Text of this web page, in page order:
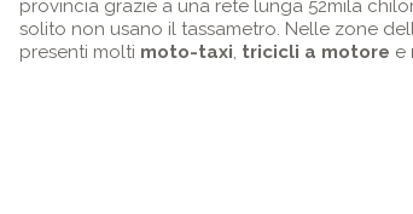
provincia grazie a una rete lunga 52mila
solito non usano il tassametro. Nelle zone
presenti molti moto-taxi tricicli a motore e